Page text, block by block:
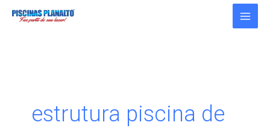
estrutura piscina de